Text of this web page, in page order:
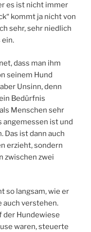
es ist nicht immer
kommt ja nicht von
sehr, sehr niedlich
ein.
dass man ihm
seinem Hund
Unsinn, denn
Bedürfnis
Menschen sehr
angemessen ist und
Das ist dann auch
erzieht, sondern
zwischen zwei
so langsam, wie er
auch verstehen.
der Hundewiese
waren, steuerte